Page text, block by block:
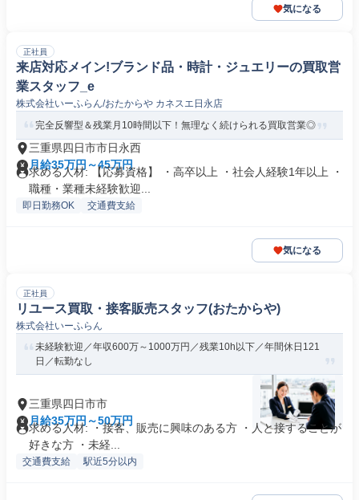
気になる
正社員
来店対応メイン!ブランド品・時計・ジュエリーの買取営
業スタッフ_e
株式会社いーふらん/おたからや カネスエ日永店
完全反響型＆残業月10時間以下！無理なく続けられる買取営業◎
三重県四日市市日永西
月給35万円～45万円
求める人材: 【応募資格】 ・高卒以上 ・社会人経験1年以上 ・
職種・業種未経験歓迎...
即日勤務OK 交通費支給
気になる
正社員
リユース買取・接客販売スタッフ(おたからや)
株式会社いーふらん
未経験歓迎／年収600万～1000万円／残業10h以下／年間休日121
日／転勤なし
三重県四日市市
月給35万円～50万円
求める人材: ・接客、販売に興味のある方 ・人と接することが
好きな方 ・未経...
交通費支給 駅近5分以内